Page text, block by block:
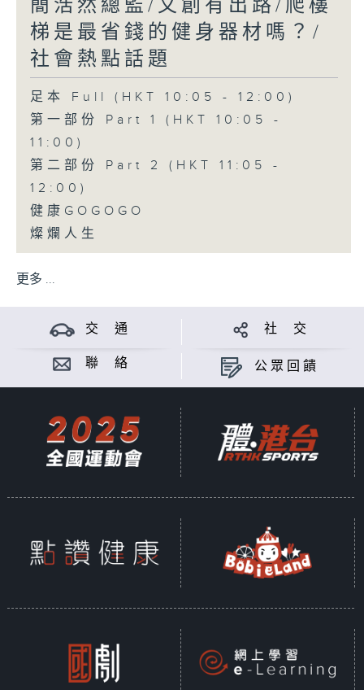
簡浩然總監/文創有出路/爬樓
梯是最省錢的健身器材嗎？/
社會熱點話題
足本 Full (HKT 10:05 - 12:00)
第一部份 Part 1 (HKT 10:05 -
11:00)
第二部份 Part 2 (HKT 11:05 -
12:00)
健康GOGOGO
燦爛人生
更多 ...
交 通 社 交
聯 絡 公眾回饋